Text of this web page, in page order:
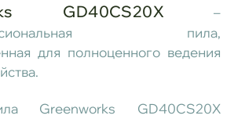
GD40CS20X –
пила,
для полноценного ведения
Greenworks GD40CS20X